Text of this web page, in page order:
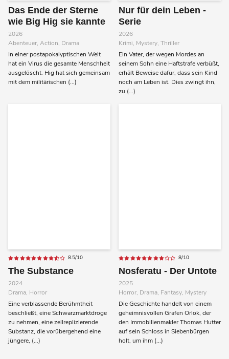
Das Ende der Sterne
wie Big Hig sie kannte
2026
Abenteuer, Action, Drama
In einer postapokalyptischen Welt
hat ein Virus die gesamte Menschheit
ausgelöscht. Hig hat sich gemeinsam
mit dem militärischen (...)
Nur für dein Leben -
Serie
2026
Krimi, Mystery, Thriller
Ein Vater, der wegen Mordes an
seinem Sohn eine Haftstrafe verbüßt,
erhält Beweise dafür, dass sein Kind
noch am Leben ist. Dies zwingt ihn,
zu (...)
8.5/10
The Substance
2024
Drama, Horror
Eine verblassende Berühmtheit
beschließt, eine Schwarzmarktdroge
zu nehmen, eine zellreplizierende
Substanz, die vorübergehend eine
jüngere, (...)
8/10
Nosferatu - Der Untote
2025
Horror, Drama, Fantasy, Mystery
Die Geschichte handelt von einem
geheimnisvollen Grafen Orlok, der
den Immobilienmakler Thomas Hutter
auf sein Schloss in Siebenbürgen
holt, um ihm (...)